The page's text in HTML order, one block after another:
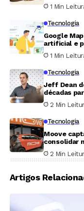
1 Min
Tecnologia
Google
artificial e
o usuário
1 Min
Tecnologia
Jeff Dean
décadas
2 Min
Tecnologia
Moove
consolidar
2 Min
Artigos